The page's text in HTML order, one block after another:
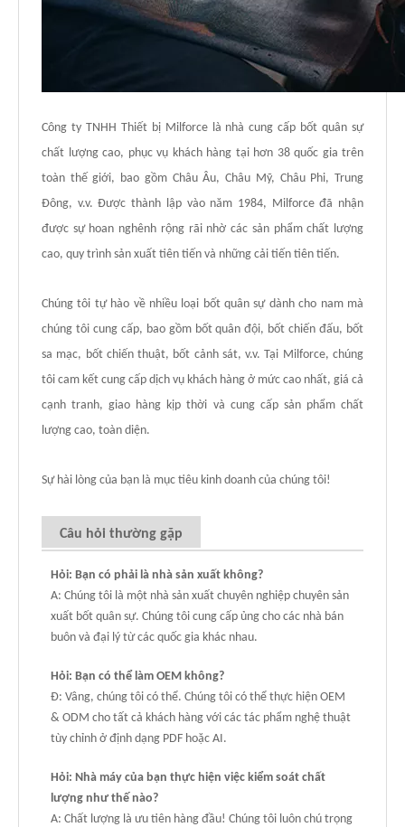
Công ty TNHH Thiết bị Milforce là nhà cung cấp bốt quân sự
chất lượng cao, phục vụ khách hàng tại hơn 38 quốc gia trên
toàn thế giới, bao gồm Châu Âu, Châu Mỹ, Châu Phi, Trung
Đông, v.v. Được thành lập vào năm 1984, Milforce đã nhận
được sự hoan nghênh rộng rãi nhờ các sản phẩm chất lượng
cao, quy trình sản xuất tiên tiến và những cải tiến tiên tiến.
Chúng tôi tự hào về nhiều loại bốt quân sự dành cho nam mà
chúng tôi cung cấp, bao gồm bốt quân đội, bốt chiến đấu, bốt
sa mạc, bốt chiến thuật, bốt cảnh sát, v.v. Tại Milforce, chúng
tôi cam kết cung cấp dịch vụ khách hàng ở mức cao nhất, giá cả
cạnh tranh, giao hàng kịp thời và cung cấp sản phẩm chất
lượng cao, toàn diện.
Sự hài lòng của bạn là mục tiêu kinh doanh của chúng tôi!
Câu hỏi thường gặp
Hỏi: Bạn có phải là nhà sản xuất không?
A: Chúng tôi là một nhà sản xuất chuyên nghiệp chuyên sản
xuất bốt quân sự. Chúng tôi cung cấp ủng cho các nhà bán
buôn và đại lý từ các quốc gia khác nhau.
Hỏi: Bạn có thể làm OEM không?
Đ: Vâng, chúng tôi có thể. Chúng tôi có thể thực hiện OEM
& ODM cho tất cả khách hàng với các tác phẩm nghệ thuật
tùy chỉnh ở định dạng PDF hoặc AI.
Hỏi: Nhà máy của bạn thực hiện việc kiểm soát chất
lượng như thế nào?
A: Chất lượng là ưu tiên hàng đầu! Chúng tôi luôn chú trọng